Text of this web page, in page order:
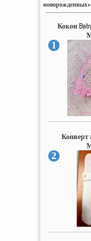
новорожденных»
Кокон
1
2